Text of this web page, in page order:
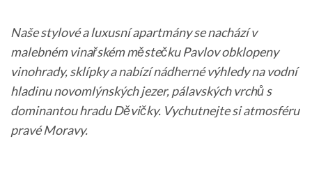
Naše stylové a luxusní apartmány se nachází v
malebném vinařském městečku Pavlov obklopeny
vinohrady, sklípky a nabízí nádherné výhledy na vodní
hladinu novomlýnských jezer, pálavských vrchů s
dominantou hradu Děvičky. Vychutnejte si atmosféru
pravé Moravy.